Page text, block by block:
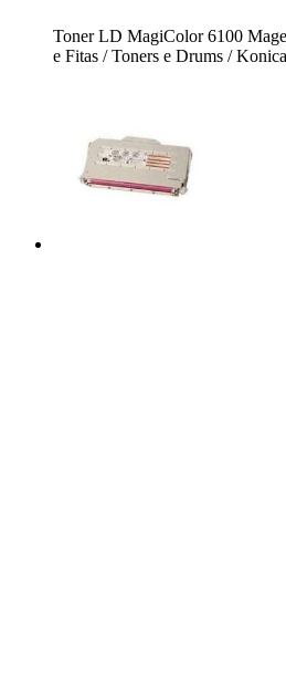
Toner LD MagiColor 6100
e Fitas / Toners e Drums /